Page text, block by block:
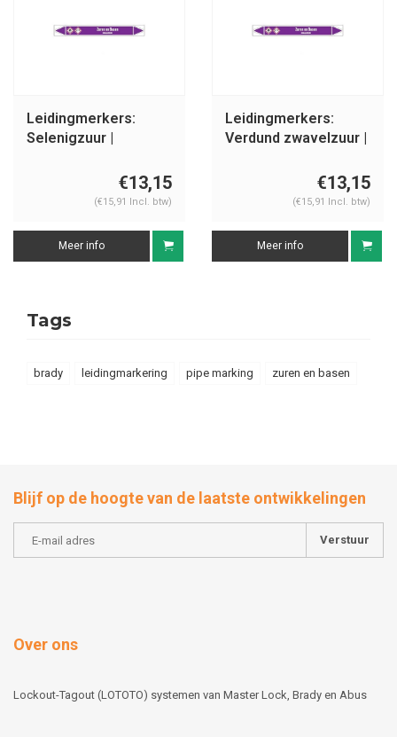
Leidingmerkers:
Selenigzuur |
€13,15
(€15,91 Incl. btw)
Meer info
Leidingmerkers:
Verdund zwavelzuur |
€13,15
(€15,91 Incl. btw)
Meer info
Tags
brady leidingmarkering pipe marking zuren en basen
Blijf op de hoogte van de laatste ontwikkelingen
Verstuur
Over ons
Lockout-Tagout (LOTOTO) systemen van Master Lock, Brady en Abus